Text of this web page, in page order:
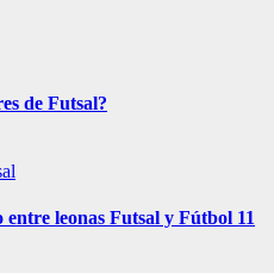
de Futsal?
leonas Futsal y Fútbol 11